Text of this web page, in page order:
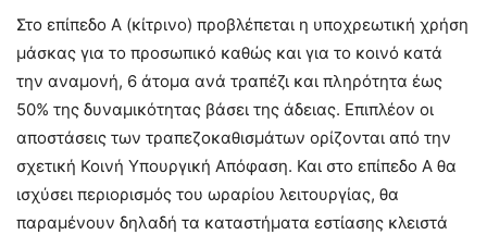
Στο επίπεδο Α (κίτρινο) προβλέπεται η υποχρεωτική χρήση
μάσκας για το προσωπικό καθώς και για το κοινό κατά
την αναμονή, 6 άτομα ανά τραπέζι και πληρότητα έως
50% της δυναμικότητας βάσει της άδειας. Επιπλέον οι
αποστάσεις των τραπεζοκαθισμάτων ορίζονται από την
σχετική Κοινή Υπουργική Απόφαση. Και στο επίπεδο Α θα
ισχύσει περιορισμός του ωραρίου λειτουργίας, θα
παραμένουν δηλαδή τα καταστήματα εστίασης κλειστά